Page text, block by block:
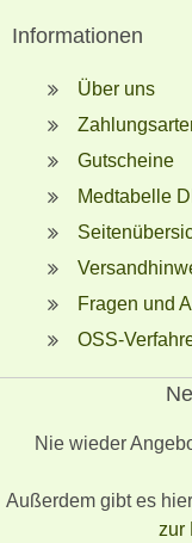
Informationen
Über uns
Gutscheine
Medtabelle
Fragen und
OSS-
Nie wieder
Außerdem gibt es
zur